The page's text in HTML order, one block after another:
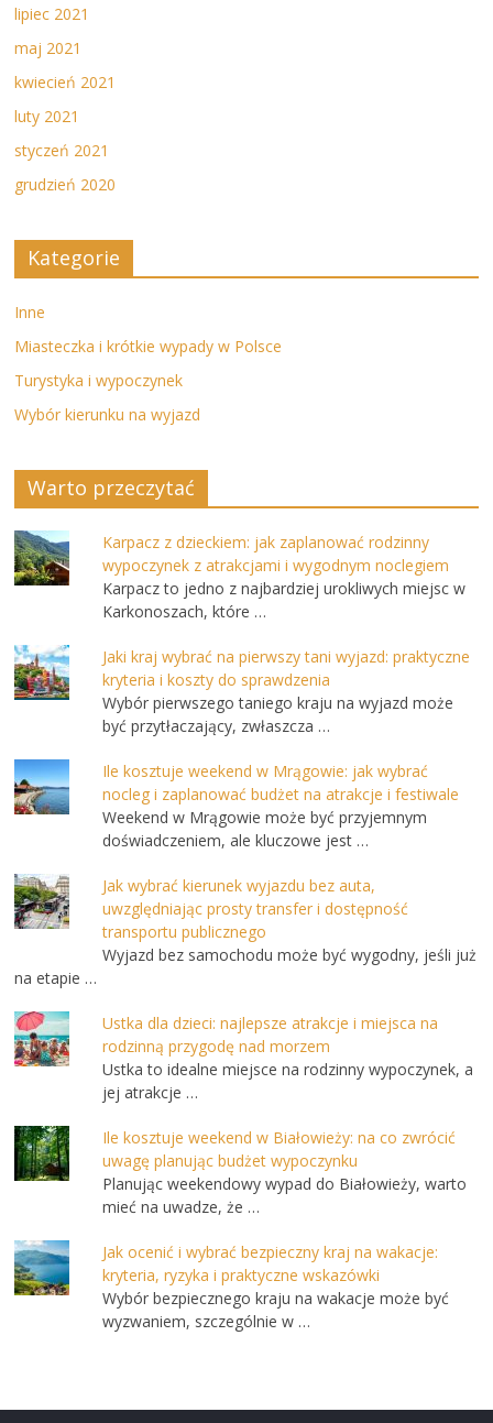
lipiec 2021
maj 2021
kwiecień 2021
luty 2021
styczeń 2021
grudzień 2020
Kategorie
Inne
Miasteczka i krótkie wypady w Polsce
Turystyka i wypoczynek
Wybór kierunku na wyjazd
Warto przeczytać
Karpacz z dzieckiem: jak zaplanować rodzinny
wypoczynek z atrakcjami i wygodnym noclegiem
Karpacz to jedno z najbardziej urokliwych miejsc w
Karkonoszach, które …
Jaki kraj wybrać na pierwszy tani wyjazd: praktyczne
kryteria i koszty do sprawdzenia
Wybór pierwszego taniego kraju na wyjazd może
być przytłaczający, zwłaszcza …
Ile kosztuje weekend w Mrągowie: jak wybrać
nocleg i zaplanować budżet na atrakcje i festiwale
Weekend w Mrągowie może być przyjemnym
doświadczeniem, ale kluczowe jest …
Jak wybrać kierunek wyjazdu bez auta,
uwzględniając prosty transfer i dostępność
transportu publicznego
Wyjazd bez samochodu może być wygodny, jeśli już
na etapie …
Ustka dla dzieci: najlepsze atrakcje i miejsca na
rodzinną przygodę nad morzem
Ustka to idealne miejsce na rodzinny wypoczynek, a
jej atrakcje …
Ile kosztuje weekend w Białowieży: na co zwrócić
uwagę planując budżet wypoczynku
Planując weekendowy wypad do Białowieży, warto
mieć na uwadze, że …
Jak ocenić i wybrać bezpieczny kraj na wakacje:
kryteria, ryzyka i praktyczne wskazówki
Wybór bezpiecznego kraju na wakacje może być
wyzwaniem, szczególnie w …